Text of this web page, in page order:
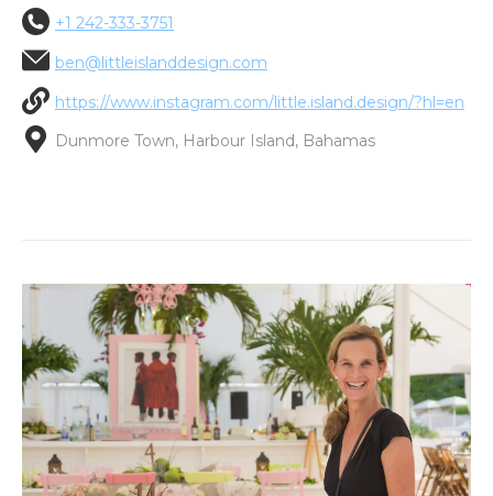
+1 242-333-3751
ben@littleislanddesign.com
https://www.instagram.com/little.island.design/?hl=en
Dunmore Town, Harbour Island, Bahamas